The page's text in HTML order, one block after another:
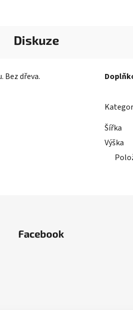
Diskuze
Bez dřeva.
Šířka
Výška
Facebook